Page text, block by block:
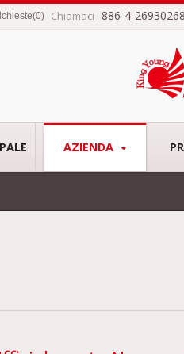
(0) Chiamaci 886-4-26930268
AZIENDA